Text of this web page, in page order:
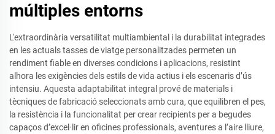
múltiples entorns
L'extraordinària versatilitat multiambiental i la durabilitat integrades
en les actuals tasses de viatge personalitzades permeten un
rendiment fiable en diverses condicions i aplicacions, resistint
alhora les exigències dels estils de vida actius i els escenaris d’ús
intensiu. Aquesta adaptabilitat integral prové de materials i
tècniques de fabricació seleccionats amb cura, que equilibren el pes,
la resistència i la funcionalitat per crear recipients per a begudes
capaços d’excel·lir en oficines professionals, aventures a l’aire lliure,